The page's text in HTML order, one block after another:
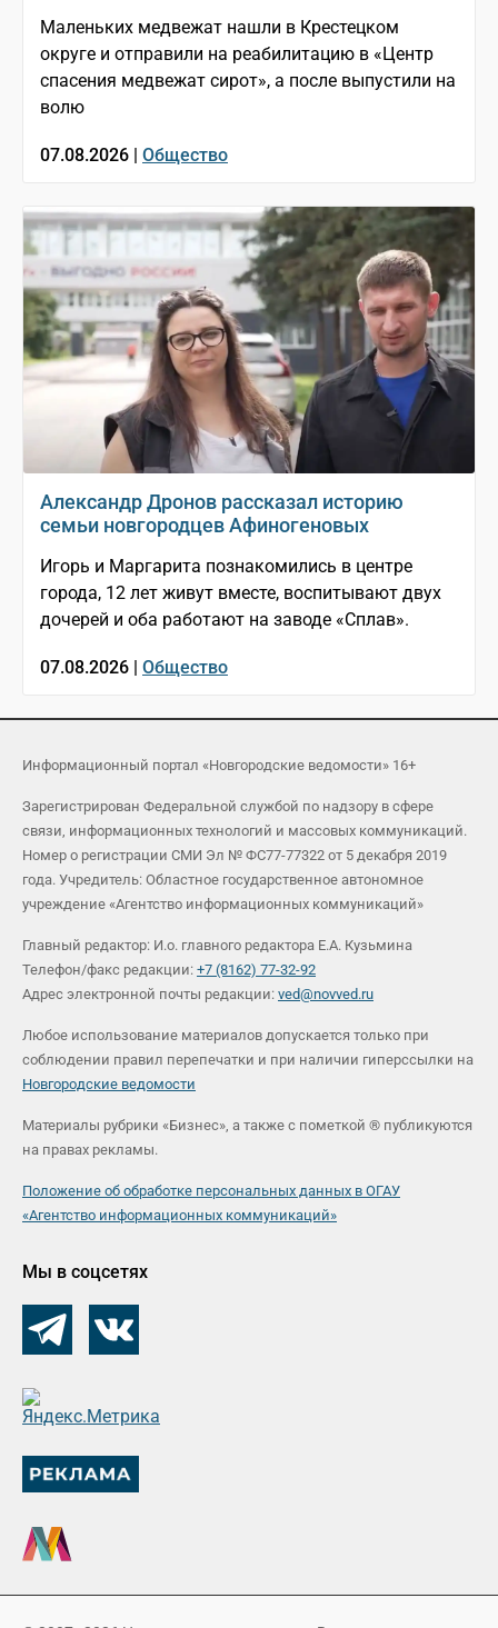
Маленьких медвежат нашли в Крестецком
округе и отправили на реабилитацию в «Центр
спасения медвежат сирот», а после выпустили на
волю
07.08.2026 | Общество
Александр Дронов рассказал историю
семьи новгородцев Афиногеновых
Игорь и Маргарита познакомились в центре
города, 12 лет живут вместе, воспитывают двух
дочерей и оба работают на заводе «Сплав».
07.08.2026 | Общество
Информационный портал «Новгородские ведомости» 16+
Зарегистрирован Федеральной службой по надзору в сфере
связи, информационных технологий и массовых коммуникаций.
Номер о регистрации СМИ Эл № ФС77-77322 от 5 декабря 2019
года. Учредитель: Областное государственное автономное
учреждение «Агентство информационных коммуникаций»
Главный редактор: И.о. главного редактора Е.А. Кузьмина
Телефон/факс редакции: +7 (8162) 77-32-92
Адрес электронной почты редакции: ved@novved.ru
Любое использование материалов допускается только при
соблюдении правил перепечатки и при наличии гиперссылки на
Новгородские ведомости
Материалы рубрики «Бизнес», а также с пометкой ® публикуются
на правах рекламы.
Положение об обработке персональных данных в ОГАУ
«Агентство информационных коммуникаций»
Мы в соцсетях